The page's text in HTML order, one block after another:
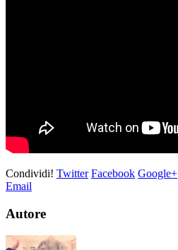
Condividi! Twitter Facebook Google+
Email
Autore